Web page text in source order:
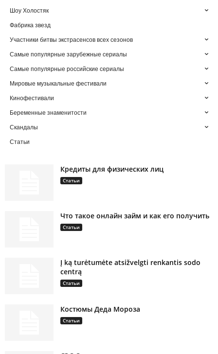
Шоу Холостяк
Фабрика звезд
Участники битвы экстрасенсов всех сезонов
Самые популярные зарубежные сериалы
Самые популярные российские сериалы
Мировые музыкальные фестивали
Кинофестивали
Беременные знаменитости
Скандалы
Статьи
Кредиты для физических лиц
Статьи
Что такое онлайн займ и как его получить
Статьи
Į ką turėtumėte atsižvelgti renkantis sodo
centrą
Статьи
Костюмы Деда Мороза
Статьи